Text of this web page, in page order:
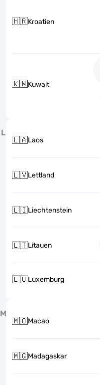
🇭🇷Kroatien
🇰🇼Kuwait
L
🇱🇦Laos
🇱🇻Lettland
🇱🇮Liechtenstein
🇱🇹Litauen
🇱🇺Luxemburg
M
🇲🇴Macao
🇲🇬Madagaskar